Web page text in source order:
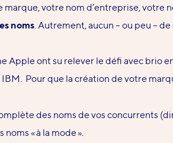
marque, votre nom d’entreprise,
noms . Autrement, aucun – ou peu –
Apple ont su relever le défi avec brio
Pour que la création de votre
des noms de vos concurrents
« à la mode ».